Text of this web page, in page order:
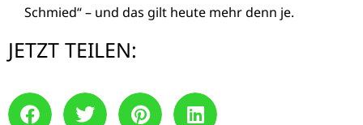
Schmied“ – und das gilt heute mehr denn je.
JETZT TEILEN: